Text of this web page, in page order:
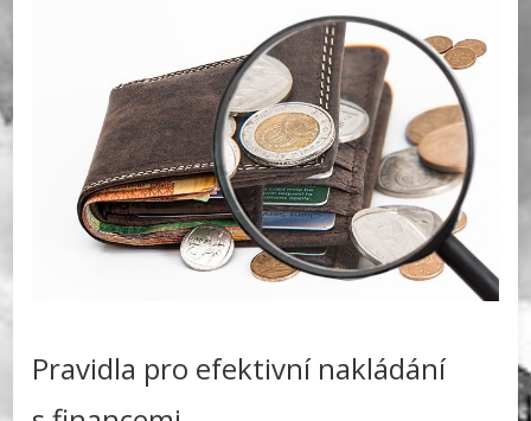
Pravidla pro efektivní nakládání